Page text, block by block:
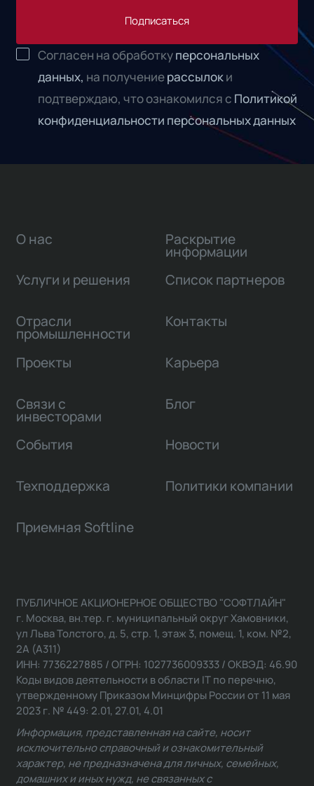
Подписаться
Согласен на обработкуперсональных
данных, на получениерассылоки
подтверждаю, что ознакомился с Политикой
конфиденциальности персональных данных
О нас
Услуги и решения
Отрасли
промышленности
Проекты
Связи с
инвесторами
Раскрытие
информации
Список партнеров
Контакты
Карьера
Блог
События Новости
Техподдержка Политики компании
Приемная Softline
ПУБЛИЧНОЕ АКЦИОНЕРНОЕ ОБЩЕСТВО "СОФТЛАЙН"
г. Москва, вн.тер. г. муниципальный округ Хамовники,
ул Льва Толстого, д. 5, стр. 1, этаж 3, помещ. 1, ком. №2,
2А (А311)
ИНН: 7736227885 / ОГРН: 1027736009333 / ОКВЭД: 46.90
Коды видов деятельности в области IT по перечню,
утвержденному Приказом Минцифры России от 11 мая
2023 г. № 449: 2.01, 27.01, 4.01
Информация, представленная на сайте, носит
исключительно справочный и ознакомительный
характер, не предназначена для личных, семейных,
домашних и иных нужд, не связанных с